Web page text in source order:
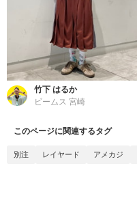
竹下 はるか
ビームス 宮崎
このページに関連するタグ
別注 レイヤード アメカジ